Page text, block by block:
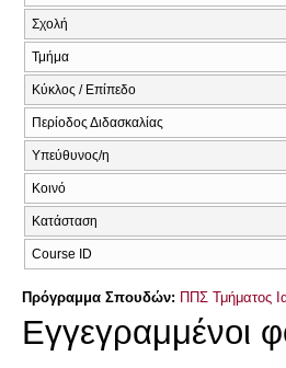
Σχολή
Τμήμα
Κύκλος / Επίπεδο
Περίοδος Διδασκαλίας
Υπεύθυνος/η
Κοινό
Κατάσταση
Course ID
Πρόγραμμα Σπουδών: ΠΠΣ Τμήματος
Εγγεγραμμένοι